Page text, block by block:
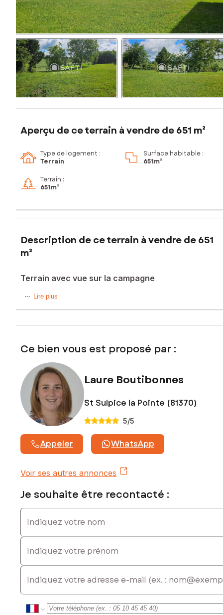
Aperçu de ce terrain à vendre de 651 m²
Type de logement :
Terrain
Surface habitable :
651m²
Terrain :
651m²
Description de ce terrain à vendre de 651
m²
Terrain avec vue sur la campagne
A moins de 5min des commerces et des écoles, terrain de
exposé sont disponibles sur le site Géorisques :
Prix de vente : 120 000 €
Honoraires charge vendeur
Contactez votre conseiller SAFTI : Laure BOUTIBONNES,
Tél. : 06 48 51 82 12, E-mail : laure.boutibonnes@safti.fr - EI -
Agent commercial immatriculé au RSAC de CASTRES sous le
numéro 751 497 777
Lire plus
Ce bien vous est proposé par :
Laure Boutibonnes
St Sulpice la Pointe (81370)
5/5
Appeler WhatsApp
Voir ses autres annonces
Je souhaite être recontacté :
Indiquez votre nom
Indiquez votre prénom
E-mail